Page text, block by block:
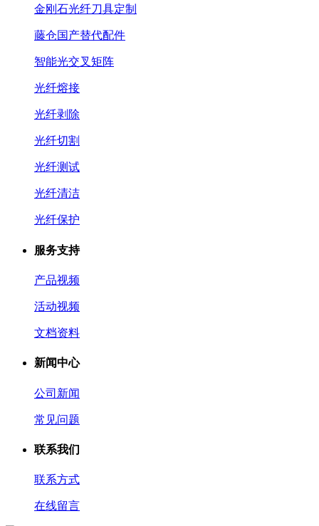
金刚石光纤刀具定制
藤仓国产替代配件
智能光交叉矩阵
光纤熔接
光纤剥除
光纤切割
光纤测试
光纤清洁
光纤保护
服务支持
产品视频
活动视频
文档资料
新闻中心
公司新闻
常见问题
联系我们
联系方式
在线留言